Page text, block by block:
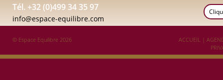
Tél. +32 (0)499 34 35 97
info@espace-equilibre.com
© Espace Equilibre 2026 ACCUEIL |